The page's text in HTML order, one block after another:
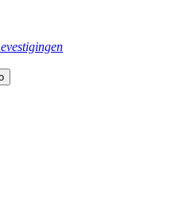
vestigingen